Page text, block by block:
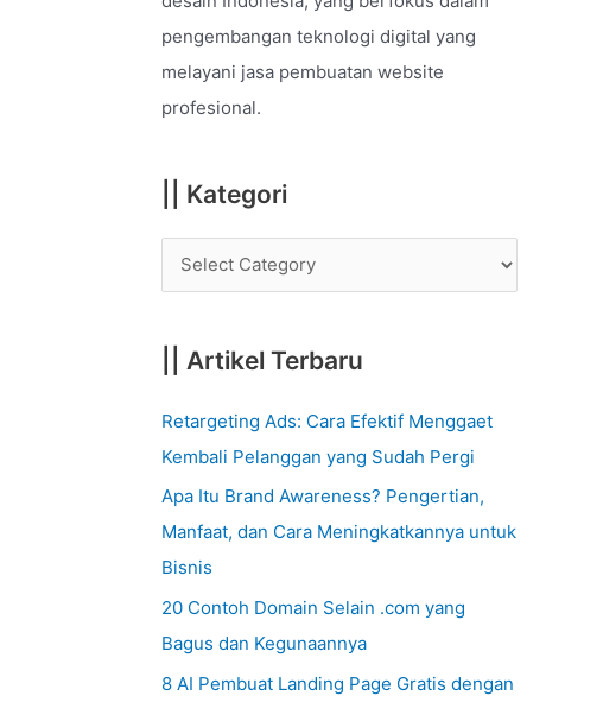
o
r
:
pengembangan teknologi digital yang
melayani jasa pembuatan website
profesional.
|| Kategori
|| Artikel Terbaru
Retargeting Ads: Cara Efektif Menggaet
Kembali Pelanggan yang Sudah Pergi
Apa Itu Brand Awareness? Pengertian,
Manfaat, dan Cara Meningkatkannya untuk
Bisnis
20 Contoh Domain Selain .com yang
Bagus dan Kegunaannya
8 AI Pembuat Landing Page Gratis dengan